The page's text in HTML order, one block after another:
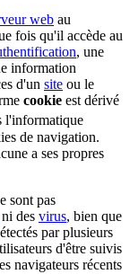
web au
fois qu'il accède au
, une
information
d'un site ou le
cookie est dérivé
l'informatique
de navigation.
a ses propres
sont pas
ni des virus, bien que
par plusieurs
d'être suivis
navigateurs récents